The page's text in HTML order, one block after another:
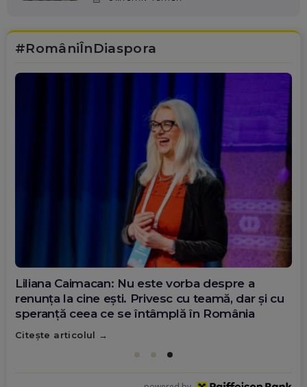
#RomâniÎnDiaspora
Diana Olar, românca de la Google care
demonstrează că diaspora poate schimba
România
Citește articolul